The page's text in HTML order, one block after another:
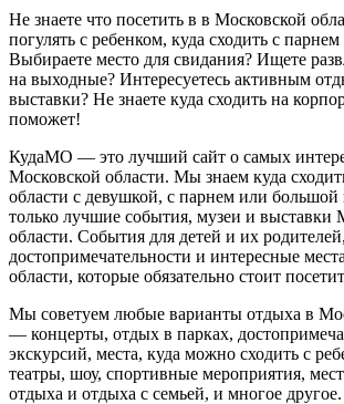
Не знаете что посетить в в Московской
погулять с ребенком, куда сходить с
Выбираете место для свидания? Ищете
на выходные? Интересуетесь активным
выставки? Не знаете куда сходить на
поможет!
КудаМО — это лучший сайт о самых
Московской области. Мы знаем куда
области с девушкой, с парнем или
только лучшие события, музеи и выставки
области. События для детей и их
достопримечательности и интересные
области, которые обязательно стоит
Мы советуем любые варианты отдыха в
— концерты, отдых в парках,
экскурсий, места, куда можно сходить с
театры, шоу, спортивные мероприятия,
отдыха и отдыха с семьей, и многое другое.